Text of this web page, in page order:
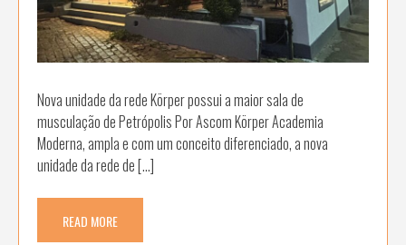
Nova unidade da rede Körper possui a maior sala de
musculação de Petrópolis Por Ascom Körper Academia
Moderna, ampla e com um conceito diferenciado, a nova
unidade da rede de […]
READ MORE